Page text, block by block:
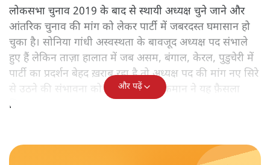
लोकसभा चुनाव 2019 के बाद से स्थायी अध्यक्ष चुने जाने और
आंतरिक चुनाव की मांग को लेकर पार्टी में जबरदस्त घमासान हो
चुका है। सोनिया गांधी अस्वस्थता के बावजूद अध्यक्ष पद संभाले
हुए हैं लेकिन ताज़ा हालात में जब असम, बंगाल, केरल, पुडुचेरी में
पार्टी का प्रदर्शन बेहद ख़राब रहा है तो अध्यक्ष पद की मांग नए सिरे
से उठने की संभावना को देखते हुए आलाकमान ने यह फ़ैसला
लिया था।
और पढ़ें